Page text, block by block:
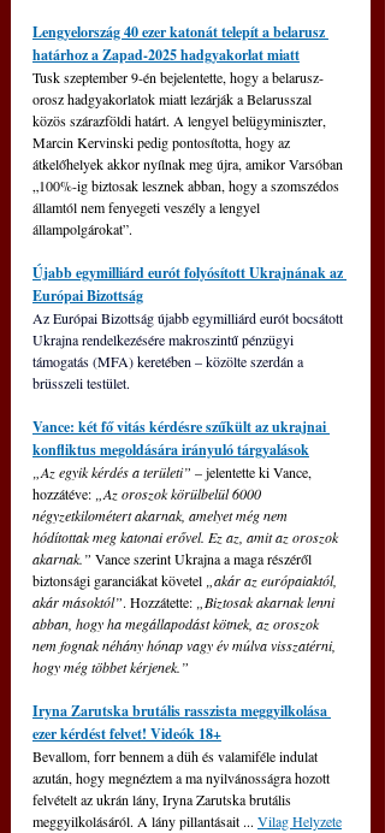
Lengyelország 40 ezer katonát telepít a belarusz
határhoz a Zapad-2025 hadgyakorlat miatt
Tusk szeptember 9-én bejelentette, hogy a belarusz-
orosz hadgyakorlatok miatt lezárják a Belarusszal
közös szárazföldi határt. A lengyel belügyminiszter,
Marcin Kervinski pedig pontosította, hogy az
átkelőhelyek akkor nyílnak meg újra, amikor Varsóban
„100%-ig biztosak lesznek abban, hogy a szomszédos
államtól nem fenyegeti veszély a lengyel
állampolgárokat”.
Újabb egymilliárd eurót folyósított Ukrajnának az
Európai Bizottság
Az Európai Bizottság újabb egymilliárd eurót bocsátott
Ukrajna rendelkezésére makroszintű pénzügyi
támogatás (MFA) keretében – közölte szerdán a
brüsszeli testület.
Vance: két fő vitás kérdésre szűkült az ukrajnai
konfliktus megoldására irányuló tárgyalások
„Az egyik kérdés a területi” – jelentette ki Vance,
hozzátéve: „Az oroszok körülbelül 6000
négyzetkilométert akarnak, amelyet még nem
hódítottak meg katonai erővel. Ez az, amit az oroszok
akarnak.” Vance szerint Ukrajna a maga részéről
biztonsági garanciákat követel „akár az európaiaktól,
akár másoktól”. Hozzátette: „Biztosak akarnak lenni
abban, hogy ha megállapodást kötnek, az oroszok
nem fognak néhány hónap vagy év múlva visszatérni,
hogy még többet kérjenek.”
Iryna Zarutska brutális rasszista meggyilkolása
ezer kérdést felvet! Videók 18+
Bevallom, forr bennem a düh és valamiféle indulat
azután, hogy megnéztem a ma nyilvánosságra hozott
felvételt az ukrán lány, Iryna Zarutska brutális
meggyilkolásáról. A lány pillantásait ... Vilag Helyzete